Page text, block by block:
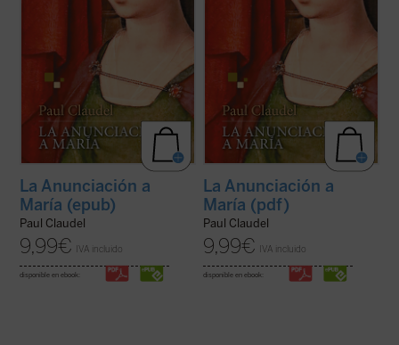
La Anunciación a
María (epub)
Paul Claudel
9,99€ IVA incluido
disponible en ebook:
La Anunciación a
María (pdf)
Paul Claudel
9,99€ IVA incluido
disponible en ebook: